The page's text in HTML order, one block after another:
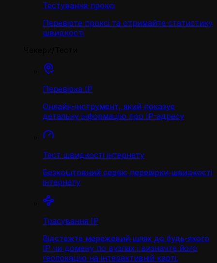
Тестування проксі
Перевірте проксі та отримайте статистику
швидкості
Перевірка IP
Онлайн-інструмент, який показує
детальну інформацію про IP-адресу
Тест швидкості інтернету
Безкоштовний сервіс перевірки швидкості
інтернету
Трасування IP
Відстежте мережевий шлях до будь-якого
IP чи домену по вузлах і визначте його
геолокацію на інтерактивній карті.